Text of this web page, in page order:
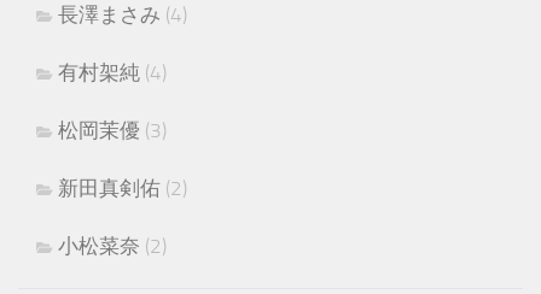
長澤まさみ (4)
有村架純 (4)
松岡茉優 (3)
新田真剣佑 (2)
小松菜奈 (2)